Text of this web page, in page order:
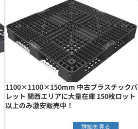
1100×1100×150mm 中古プラスチックパ
レット 関西エリアに大量在庫 150枚ロット
以上のみ激安販売中！
詳細を見る